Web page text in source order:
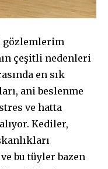
gözlemlerim
çeşitli nedenleri
en sık
ani beslenme
ve hatta
Kediler,
bu tüyler bazen